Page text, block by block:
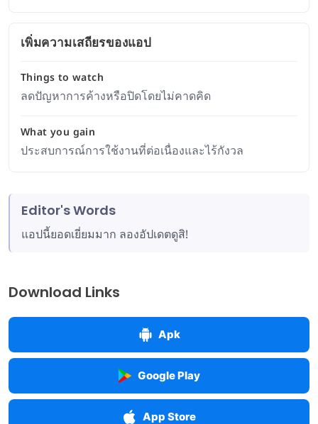
เพิ่มความเสถียรของแอป
Things to watch
ลดปัญหาการค้างหรือปิดโดยไม่คาดคิด
What you gain
ประสบการณ์การใช้งานที่ต่อเนื่องและไร้กังวล
Editor's Words
แอปนี้ยอดเยี่ยมมาก ลองอัปเดตดูสิ!
Download Links
Apk
Google Play
App Store